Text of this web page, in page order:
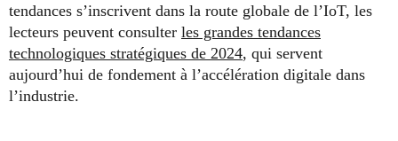
tendances s’inscrivent dans la route globale de l’IoT, les
lecteurs peuvent consulter les grandes tendances
technologiques stratégiques de 2024, qui servent
aujourd’hui de fondement à l’accélération digitale dans
l’industrie.